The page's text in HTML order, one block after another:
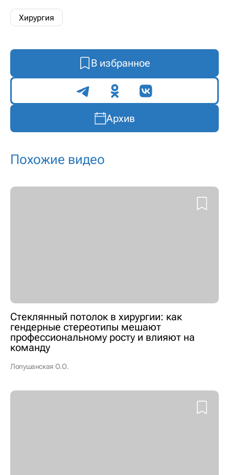
Хирургия
В избранное
Поделиться
Архив
Похожие видео
Стеклянный потолок в хирургии: как
гендерные стереотипы мешают
профессиональному росту и влияют на
команду
Лопушанская О.О.